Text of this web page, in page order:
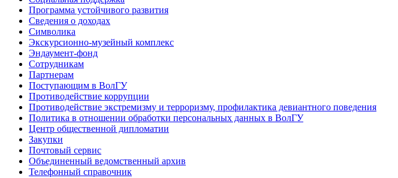
Программа устойчивого развития
Сведения о доходах
Символика
Экскурсионно-музейный комплекс
Эндаумент-фонд
Сотрудникам
Партнерам
Поступающим в ВолГУ
Противодействие коррупции
Противодействие экстремизму и терроризму, профилактика девиантного поведения
Политика в отношении обработки персональных данных в ВолГУ
Центр общественной дипломатии
Закупки
Почтовый сервис
Объединенный ведомственный архив
Телефонный справочник